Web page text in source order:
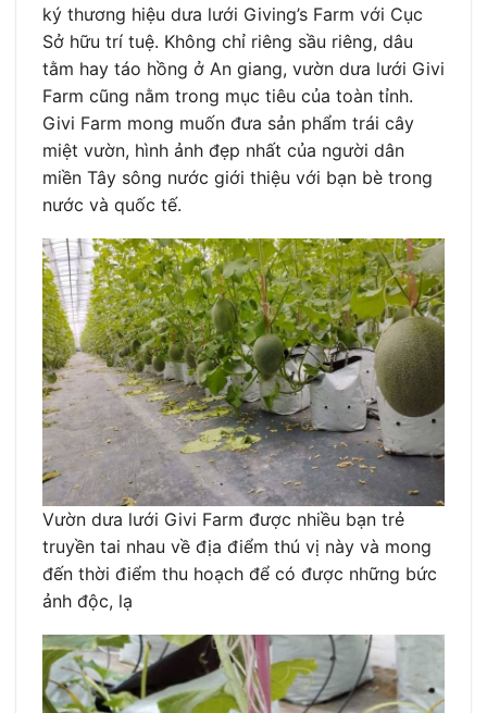
ký thương hiệu dưa lưới Giving’s Farm với Cục
Sở hữu trí tuệ. Không chỉ riêng sầu riêng, dâu
tằm hay táo hồng ở An giang, vườn dưa lưới Givi
Farm cũng nằm trong mục tiêu của toàn tỉnh.
Givi Farm mong muốn đưa sản phẩm trái cây
miệt vườn, hình ảnh đẹp nhất của người dân
miền Tây sông nước giới thiệu với bạn bè trong
nước và quốc tế.
Vườn dưa lưới Givi Farm được nhiều bạn trẻ
truyền tai nhau về địa điểm thú vị này và mong
đến thời điểm thu hoạch để có được những bức
ảnh độc, lạ